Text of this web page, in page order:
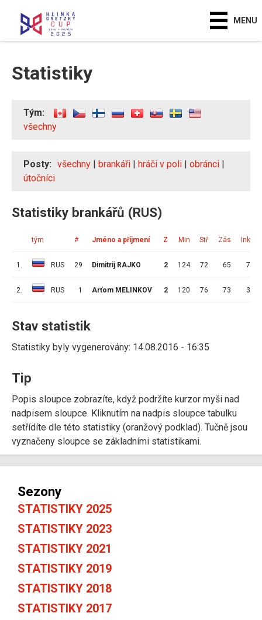
MENU
Statistiky
Tým:
všechny
Posty: všechny | brankáři | hráči v poli | obránci |
útočníci
Statistiky brankářů (RUS)
tým # Jméno a příjmení Z Min Stř Zás Ink
1. RUS 29 Dimitrij RAJKO 2 124 72 65 7
2. RUS 1 Arťom MELINKOV 2 120 76 73 3
Stav statistik
Statistiky byly vygenerovány: 14.08.2016 - 16:35
Tip
Popis sloupce zobrazíte, když podržíte kurzor myši nad
nadpisem sloupce. Kliknutím na nadpis sloupce tabulku
setřídíte dle této statistiky (oranžový podklad). Tučně jsou
vyznačeny sloupce se základními statistikami.
Sezony
STATISTIKY 2025
STATISTIKY 2023
STATISTIKY 2021
STATISTIKY 2019
STATISTIKY 2018
STATISTIKY 2017